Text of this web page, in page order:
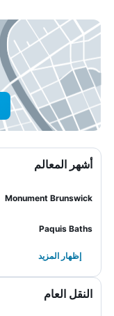
أشهر المعالم
Monument Brunswick
Paquis Baths
إظهار المزيد
النقل العام